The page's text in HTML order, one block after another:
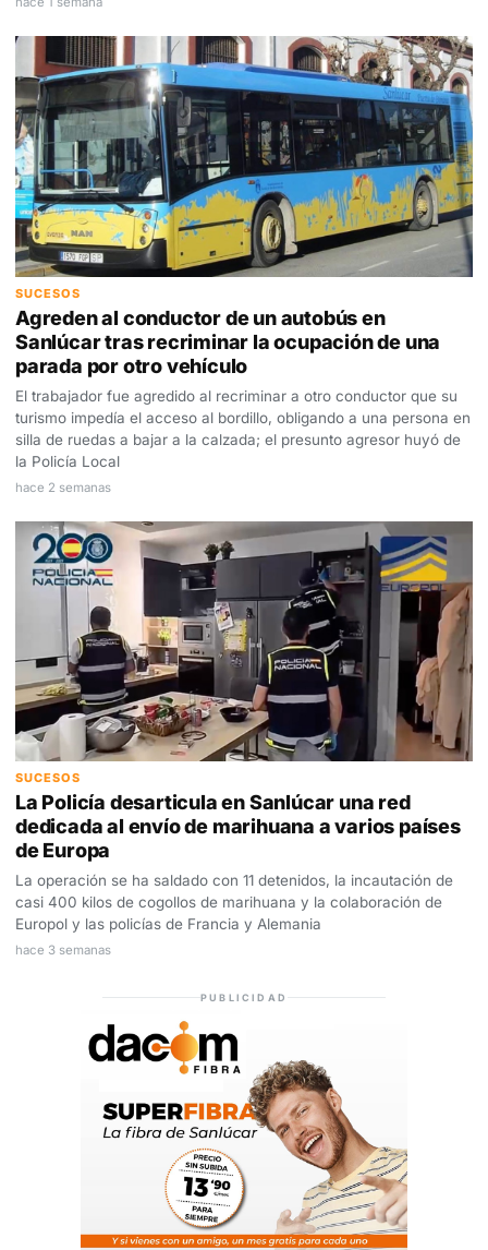
SUCESOS
Agreden al conductor de un autobús en
Sanlúcar tras recriminar la ocupación de una
parada por otro vehículo
El trabajador fue agredido al recriminar a otro conductor que su
turismo impedía el acceso al bordillo, obligando a una persona en
silla de ruedas a bajar a la calzada; el presunto agresor huyó de
la Policía Local
hace 2 semanas
SUCESOS
La Policía desarticula en Sanlúcar una red
dedicada al envío de marihuana a varios países
de Europa
La operación se ha saldado con 11 detenidos, la incautación de
casi 400 kilos de cogollos de marihuana y la colaboración de
Europol y las policías de Francia y Alemania
hace 3 semanas
PUBLICIDAD